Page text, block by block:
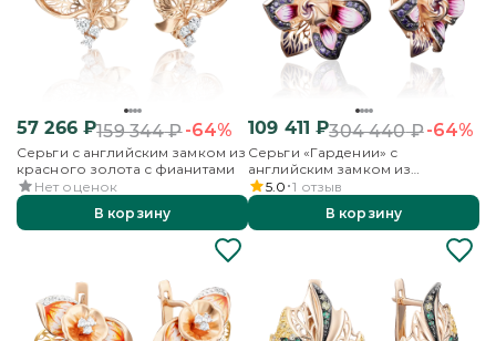
57 266₽159 344₽-64%
Серьги с английским замком из
красного золота с фианитами
Нет оценок
В корзину
109 411 ₽304 440₽-64%
Серьги «Гардении» с
английским замком из
красного золота с фианитами и
эмалью
5.0 1 отзыв
В корзину